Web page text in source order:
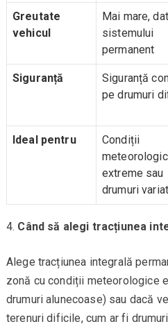
Greutate
vehicul
Mai mare,
sistemului
permanent
Siguranță
Siguranță
pe drumuri
Ideal pentru
Condiții
extreme sau
drumuri
Când să alegi tracțiunea
Alege tracțiunea integrală
zonă cu condiții meteorologice
drumuri alunecoase) sau dacă
terenuri dificile, cum ar fi